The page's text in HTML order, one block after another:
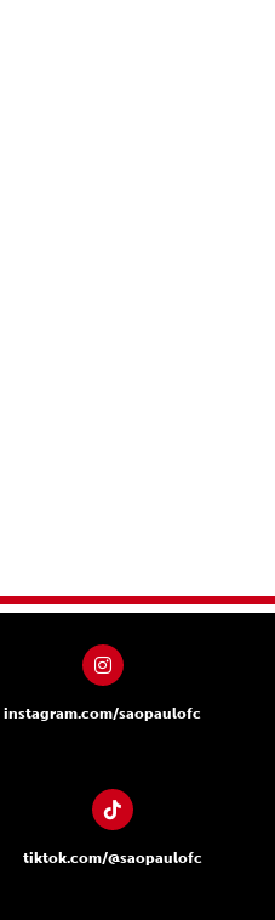
instagram.com/saopaulofc
tiktok.com/@saopaulofc